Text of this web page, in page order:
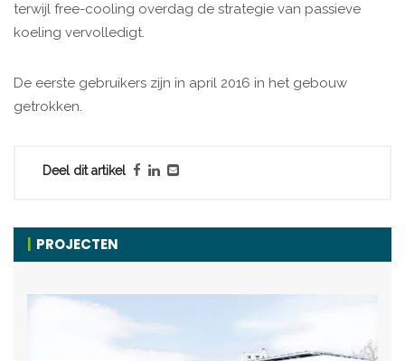
terwijl free-cooling overdag de strategie van passieve
koeling vervolledigt.
De eerste gebruikers zijn in april 2016 in het gebouw
getrokken.
Deel dit artikel
PROJECTEN